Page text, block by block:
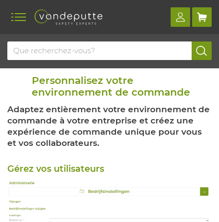
Personnalisez votre
environnement de commande
Adaptez entièrement votre environnement de
commande à votre entreprise et créez une
expérience de commande unique pour vous
et vos collaborateurs.
Gérez vos utilisateurs